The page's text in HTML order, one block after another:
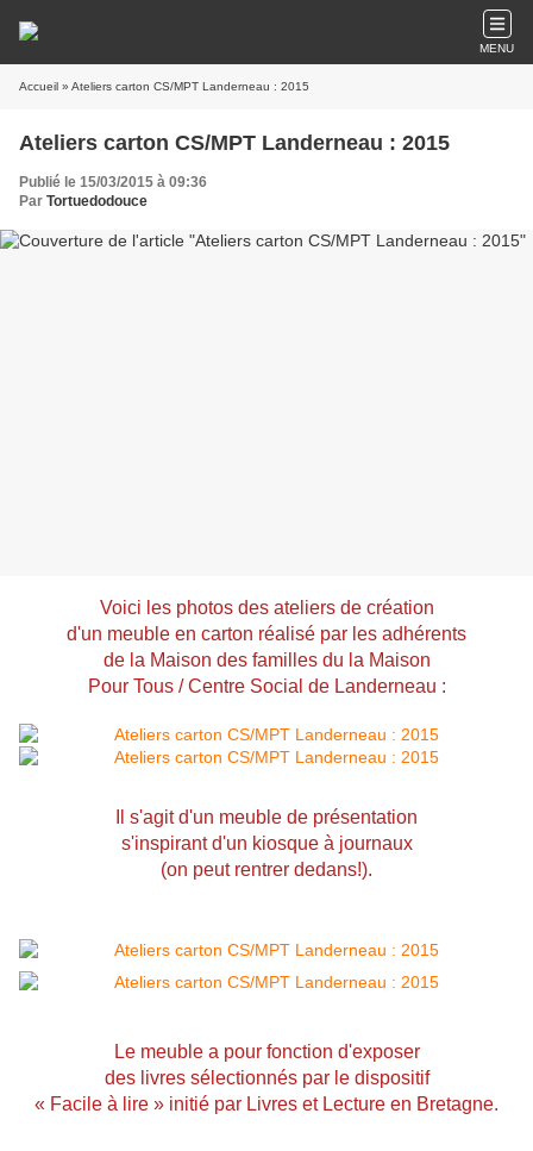
MENU
Accueil » Ateliers carton CS/MPT Landerneau : 2015
Ateliers carton CS/MPT Landerneau : 2015
Publié le 15/03/2015 à 09:36
Par Tortuedodouce
Voici les photos des ateliers de création
d'un meuble en carton réalisé par les adhérents
de la Maison des familles du la Maison
Pour Tous / Centre Social de Landerneau :
Il s'agit d'un meuble de présentation
s'inspirant d'un kiosque à journaux
(on peut rentrer dedans!).
Le meuble a pour fonction d'exposer
des livres sélectionnés par le dispositif
« Facile à lire » initié par Livres etLecture en Bretagne.